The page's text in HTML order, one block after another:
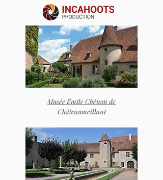
Musée Émile Chénon de
Châteaumeillant